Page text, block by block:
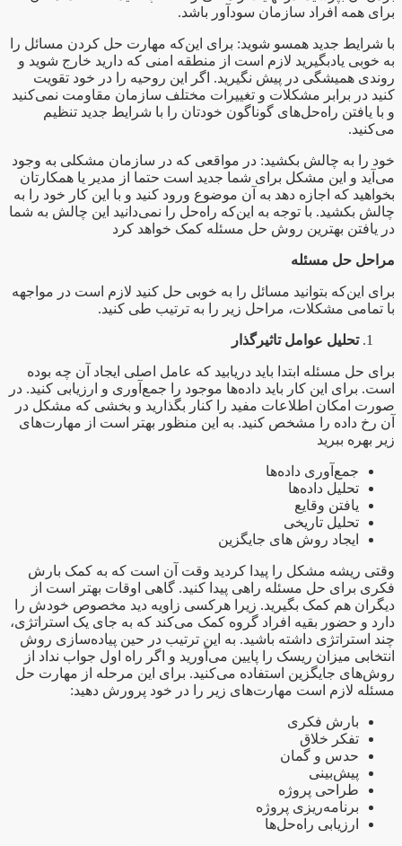
برای همه افراد سازمان سودآور باشد.
با شرایط جدید همسو شوید: برای این‌که مهارت حل کردن مسائل را
به خوبی یادبگیرید لازم است از منطقه امنی که دارید خارج شوید و
روندی همیشگی در پیش نگیرید. اگر این روحیه را در خود تقویت
کنید در برابر مشکلات و تغییرات مختلف سازمان مقاومت نمی‌کنید
و با یافتن راه‌حل‌های گوناگون خودتان را با شرایط جدید تنظیم
می‌کنید.
خود را به چالش بکشید: در مواقعی که در سازمان مشکلی به وجود
می‌آید و این مشکل برای شما جدید است حتما از مدیر یا همکارتان
بخواهید که اجازه دهد به آن موضوع ورود کنید و با این کار خود را به
چالش بکشید. با توجه به این‌که راه‌حل را نمی‌دانید این چالش به شما
در یافتن بهترین روش حل مسئله کمک خواهد کرد
مراحل حل مسئله
برای این‌که بتوانید مسائل را به خوبی حل کنید لازم است در مواجهه
با تمامی مشکلات، مراحل زیر را به ترتیب طی کنید.
تحلیل عوامل تاثیرگذار
برای حل مسئله ابتدا باید دریابید که عامل اصلی ایجاد آن چه بوده
است. برای این کار باید داده‌ها موجود را جمع‌آوری و ارزیابی کنید. در
صورت امکان اطلاعات مفید را کنار بگذارید و بخشی که مشکل در
آن رخ داده را مشخص کنید. به این منظور بهتر است از مهارت‌های
زیر بهره ببرید
جمع‌آوری داده‌ها
تحلیل داده‌ها
یافتن وقایع
تحلیل تاریخی
ایجاد روش‌ های جایگزین
وقتی ریشه مشکل را پیدا کردید وقت آن است که به کمک بارش
فکری برای حل مسئله راهی پیدا کنید. گاهی اوقات بهتر است از
دیگران هم کمک بگیرید. زیرا هرکسی زاویه دید مخصوص خودش را
دارد و حضور بقیه افراد گروه کمک می‌کند که به جای یک استراتژی،
چند استراتژی داشته باشید. به این ترتیب در حین پیاده‌سازی روش
انتخابی میزان ریسک را پایین می‌آورید و اگر راه اول جواب نداد از
روش‌های جایگزین استفاده می‌کنید. برای این مرحله از مهارت حل
مسئله لازم است مهارت‌های زیر را در خود پرورش دهید:
بارش فکری
تفکر خلاق
حدس و گمان
پیش‌بینی
طراحی پروژه
برنامه‌ریزی پروژه
ارزیابی راه‌‌حل‌ها